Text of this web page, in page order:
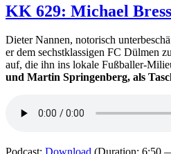
KK 629: Michael
Dieter Nannen, notorisch
er dem sechstklassigen FC Dülmen
auf, die ihn ins lokale Fußballer-
und Martin Springenberg, als